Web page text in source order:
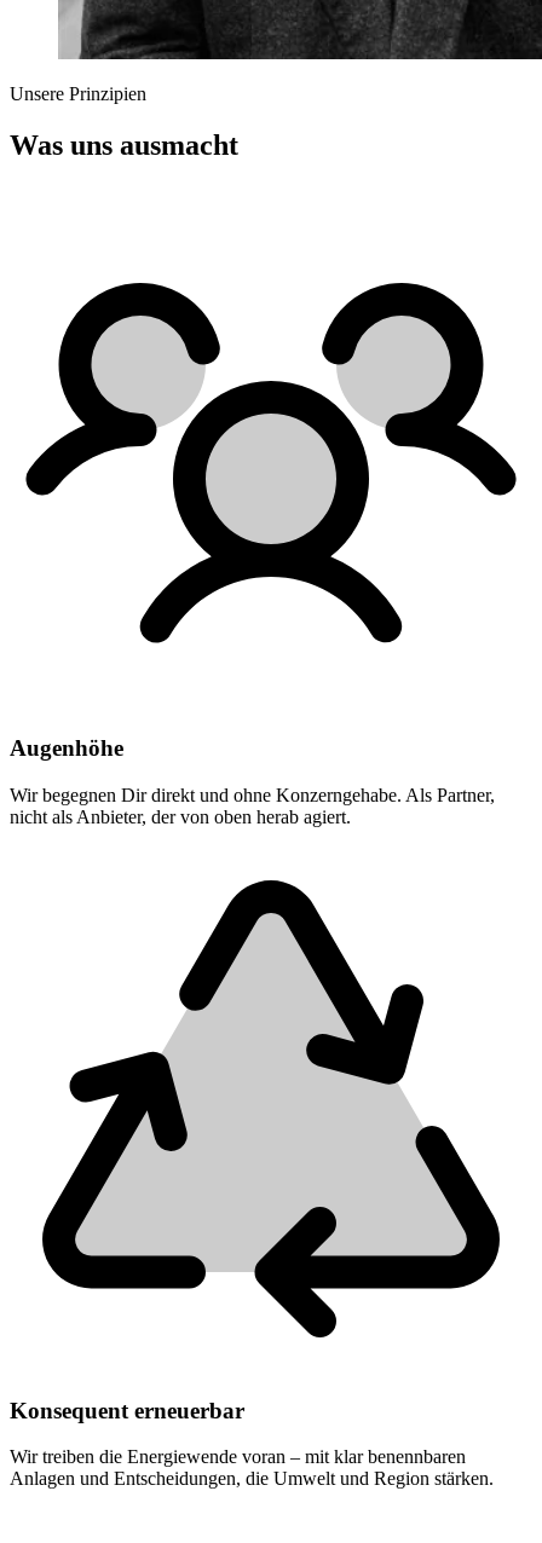
Unsere Prinzipien
Was uns ausmacht
Augenhöhe
Wir begegnen Dir direkt und ohne Konzerngehabe. Als Partner,
nicht als Anbieter, der von oben herab agiert.
Konsequent erneuerbar
Wir treiben die Energiewende voran – mit klar benennbaren
Anlagen und Entscheidungen, die Umwelt und Region stärken.